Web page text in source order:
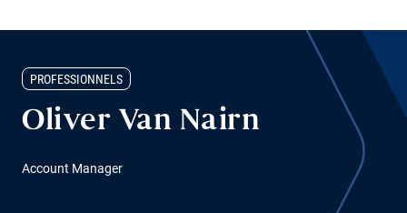
PROFESSIONNELS
Oliver Van Nairn
Account Manager